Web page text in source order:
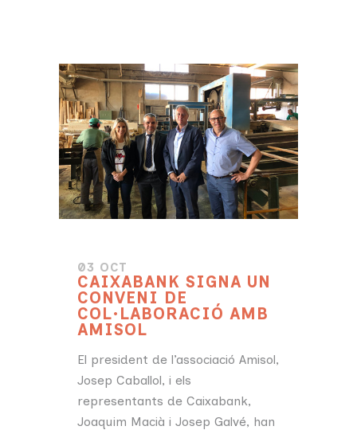
03 OCT
CAIXABANK SIGNA UN
CONVENI DE
COL·LABORACIÓ AMB
AMISOL
El president de l’associació Amisol,
Josep Caballol, i els
representants de Caixabank,
Joaquim Macià i Josep Galvé, han